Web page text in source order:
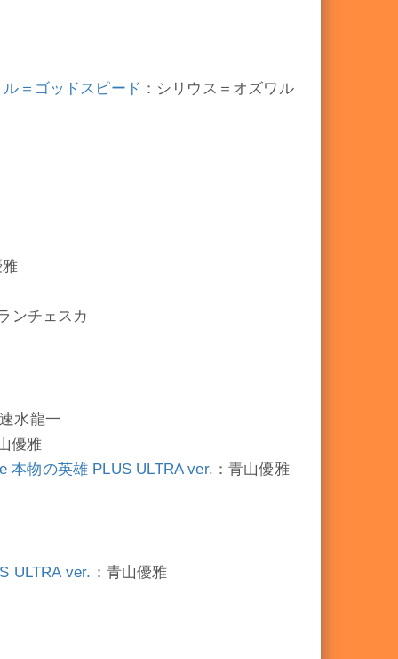
＝ゴッドスピード ：シリウス＝オズワル
ンチェスカ
水龍一
優雅
本物の英雄 PLUS ULTRA ver. ：青山優雅
ULTRA ver. ：青山優雅